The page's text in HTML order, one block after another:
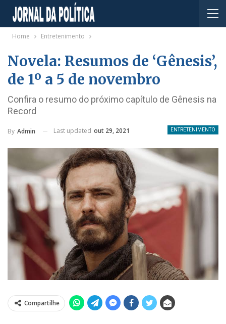
Home Entretenimento
Novela: Resumos de ‘Gênesis’,
de 1º a 5 de novembro
Confira o resumo do próximo capítulo de Gênesis na
Record
ENTRETENIMENTO
By Admin Last updated out 29, 2021
Compartilhe